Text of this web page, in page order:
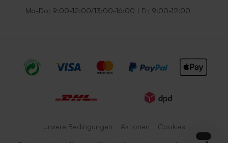
Mo-Do: 9:00-12:00/13:00-16:00 | Fr: 9:00-12:00
Unsere Bedingungen Aktionen Cookies